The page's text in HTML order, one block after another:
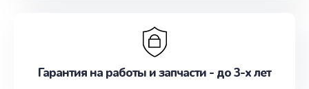
Гарантия на работы и запчасти - до 3-х лет